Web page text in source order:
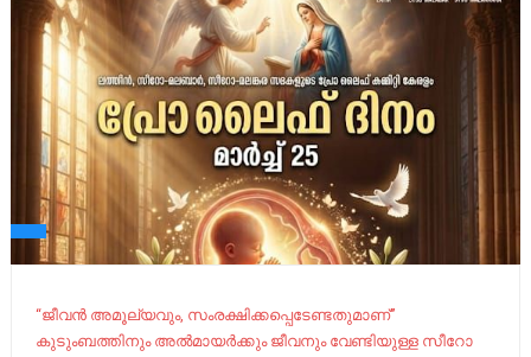
“ജീവന്‍ അമൂല്യവും, സംരക്ഷിക്കപ്പെടേണ്ടതുമാണ്”
കുടുംബത്തിനും അൽമായർക്കും ജീവനും വേണ്ടിയുള്ള സീറോ